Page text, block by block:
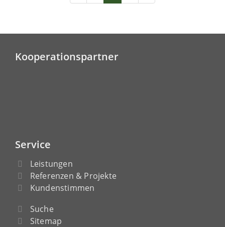
Kooperationspartner
Service
Leistungen
Referenzen & Projekte
Kundenstimmen
Suche
Sitemap